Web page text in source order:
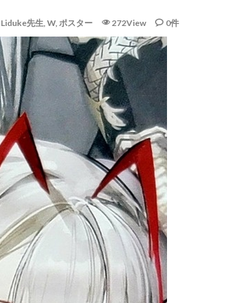
Liduke先生, W, ポスター 272View 0件